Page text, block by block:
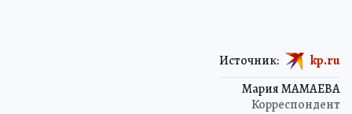
Мария МАМАЕВА
Корреспондент
Источник: kp.ru